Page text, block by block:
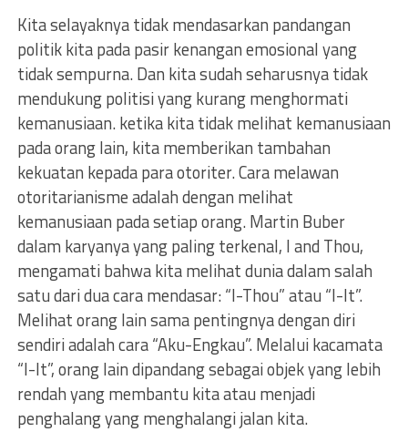
Kita selayaknya tidak mendasarkan pandangan
politik kita pada pasir kenangan emosional yang
tidak sempurna. Dan kita sudah seharusnya tidak
mendukung politisi yang kurang menghormati
kemanusiaan. ketika kita tidak melihat kemanusiaan
pada orang lain, kita memberikan tambahan
kekuatan kepada para otoriter. Cara melawan
otoritarianisme adalah dengan melihat
kemanusiaan pada setiap orang. Martin Buber
dalam karyanya yang paling terkenal, I and Thou,
mengamati bahwa kita melihat dunia dalam salah
satu dari dua cara mendasar: “I-Thou” atau “I-It”.
Melihat orang lain sama pentingnya dengan diri
sendiri adalah cara “Aku-Engkau”. Melalui kacamata
“I-It”, orang lain dipandang sebagai objek yang lebih
rendah yang membantu kita atau menjadi
penghalang yang menghalangi jalan kita.